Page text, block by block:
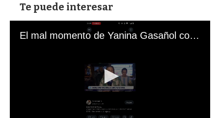
Te puede interesar
El mal momento de Yanina Gasañol con un hincha argentino en "Subrayado"